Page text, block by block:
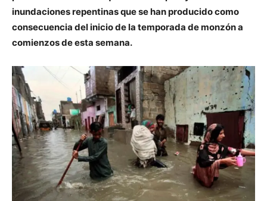
inundaciones repentinas que se han producido como
consecuencia del inicio de la temporada de monzón a
comienzos de esta semana.